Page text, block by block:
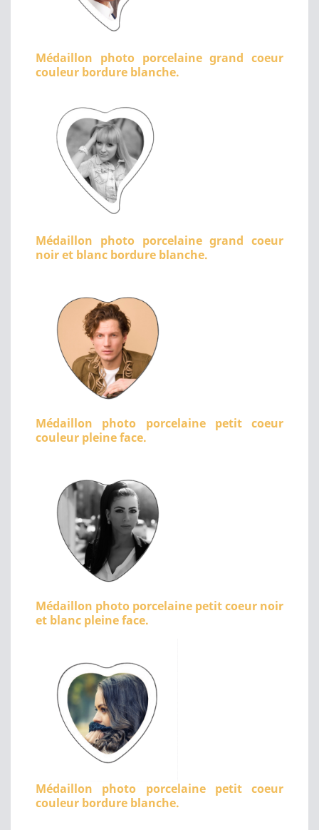
Médaillon photo porcelaine grand coeur
couleur bordure blanche.
Médaillon photo porcelaine grand coeur
noir et blanc bordure blanche.
Médaillon photo porcelaine petit coeur
couleur pleine face.
Médaillon photo porcelaine petit coeur noir
et blanc pleine face.
Médaillon photo porcelaine petit coeur
couleur bordure blanche.